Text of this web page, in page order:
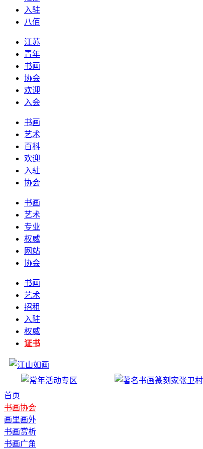
入驻
八佰
江苏
青年
书画
协会
欢迎
入会
书画
艺术
百科
欢迎
入驻
协会
书画
艺术
专业
权威
网站
协会
书画
艺术
招租
入驻
权威
证书
首页
书画协会
画里画外
书画赏析
书画广角